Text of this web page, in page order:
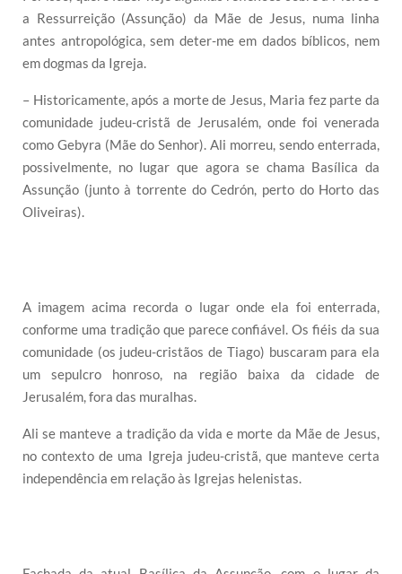
a Ressurreição (Assunção) da Mãe de Jesus, numa linha
antes antropológica, sem deter-me em dados bíblicos, nem
em dogmas da Igreja.
– Historicamente, após a morte de Jesus, Maria fez parte da
comunidade judeu-cristã de Jerusalém, onde foi venerada
como Gebyra (Mãe do Senhor). Ali morreu, sendo enterrada,
possivelmente, no lugar que agora se chama Basílica da
Assunção (junto à torrente do Cedrón, perto do Horto das
Oliveiras).
A imagem acima recorda o lugar onde ela foi enterrada,
conforme uma tradição que parece confiável. Os fiéis da sua
comunidade (os judeu-cristãos de Tiago) buscaram para ela
um sepulcro honroso, na região baixa da cidade de
Jerusalém, fora das muralhas.
Ali se manteve a tradição da vida e morte da Mãe de Jesus,
no contexto de uma Igreja judeu-cristã, que manteve certa
independência em relação às Igrejas helenistas.